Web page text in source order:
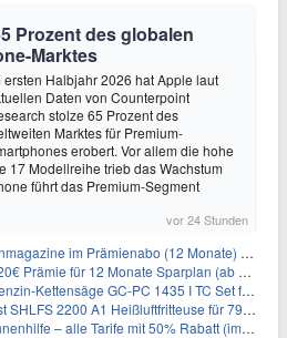
Prozent des globalen
Marktes
ersten Halbjahr 2026 hat Apple laut
Daten von Counterpoint
stolze 65 Prozent des
Marktes für Premium-
erobert. Vor allem die hohe
17 Modellreihe trieb das Wachstum
führt das Premium-Segment
vor 24 Stunden
im Prämienabo (12 Monate) mit Prämien bis zu 225€
Prämie für 12 Monate Sparplan (ab 100€/Monat)
Kettensäge GC-PC 1435 I TC Set für 99,99€
2200 A1 Heißluftfritteuse für 79,99€ – Grill & Räucherfunktion
– alle Tarife mit 50% Rabatt (im ersten Jahr)